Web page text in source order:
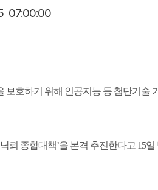
07:00:00
보호하기 위해 인공지능 등 첨단기술
낙뢰 종합대책’을 본격 추진한다고 15일